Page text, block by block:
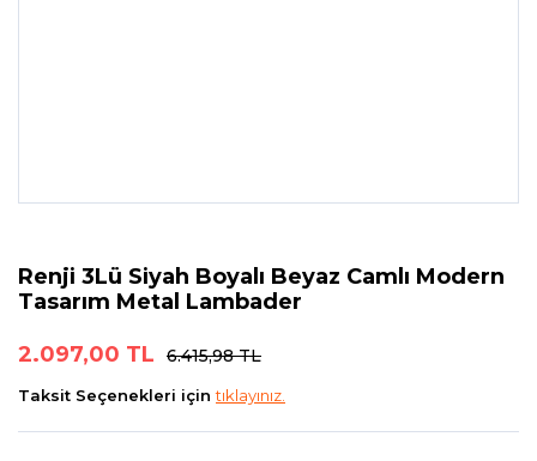
Renji 3Lü Siyah Boyalı Beyaz Camlı Modern
Tasarım Metal Lambader
2.097,00 TL
6.415,98 TL
Taksit Seçenekleri içintıklayınız.